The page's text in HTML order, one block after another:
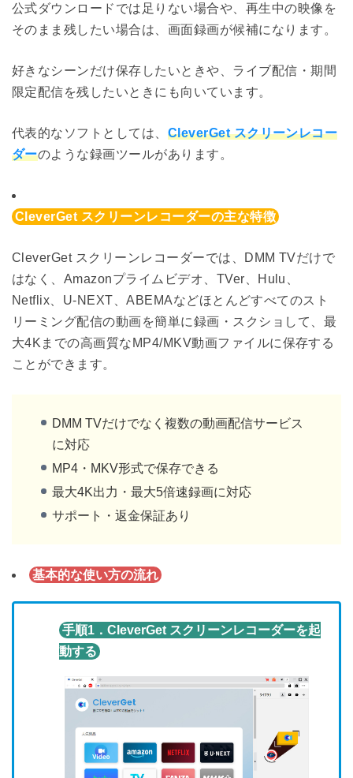
公式ダウンロードでは足りない場合や、再生中の映像を
そのまま残したい場合は、画面録画が候補になります。
好きなシーンだけ保存したいときや、ライブ配信・期間
限定配信を残したいときにも向いています。
代表的なソフトとしては、 CleverGet スクリーンレコー
ダーのような録画ツールがあります。
CleverGet スクリーンレコーダーの主な特徴
CleverGet スクリーンレコーダーでは、DMM TVだけで
はなく、Amazonプライムビデオ、TVer、Hulu、
Netflix、U-NEXT、ABEMAなどほとんどすべてのスト
リーミング配信の動画を簡単に録画・スクショして、最
大4Kまでの高画質なMP4/MKV動画ファイルに保存する
ことができます。
DMM TVだけでなく複数の動画配信サービス
に対応
MP4・MKV形式で保存できる
最大4K出力・最大5倍速録画に対応
サポート・返金保証あり
基本的な使い方の流れ
手順1．CleverGet スクリーンレコーダーを起
動する